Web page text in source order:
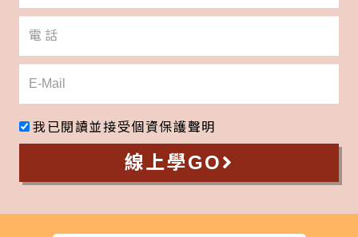
我已閱讀並接受個資保護聲明
線上學GO